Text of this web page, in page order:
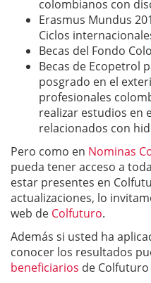
colombianos con
Erasmus Mundus
Ciclos
Becas del Fondo
Becas de Ecopetrol
posgrado en el
profesionales
realizar estudios en
relacionados con
Pero como en Nominas
pueda tener acceso a
estar presentes en
actualizaciones, lo
web de Colfuturo.
Además si usted ha
conocer los resultados
beneficiarios de Colfuturo